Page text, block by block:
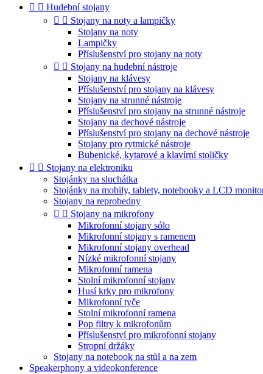
  Hudební stojany
  Stojany na noty a lampičky
Stojany na noty
Lampičky
Příslušenství pro stojany na noty
  Stojany na hudební nástroje
Stojany na klávesy
Příslušenství pro stojany na klávesy
Stojany na strunné nástroje
Příslušenství pro stojany na strunné nástroje
Stojany na dechové nástroje
Příslušenství pro stojany na dechové nástroje
Stojany pro rytmické nástroje
Bubenické, kytarové a klavírní stoličky
  Stojany na elektroniku
Stojánky na sluchátka
Stojánky na mobily, tablety, notebooky a LCD
Stojany na reprobedny
  Stojany na mikrofony
Mikrofonní stojany sólo
Mikrofonní stojany s ramenem
Mikrofonní stojany overhead
Nízké mikrofonní stojany
Mikrofonní ramena
Stolní mikrofonní stojany
Husí krky pro mikrofony
Mikrofonní tyče
Stolní mikrofonní ramena
Pop filtry k mikrofonům
Příslušenství pro mikrofonní stojany
Stropní držáky
Stojany na notebook na stůl a na zem
Speakerphony a videokonference